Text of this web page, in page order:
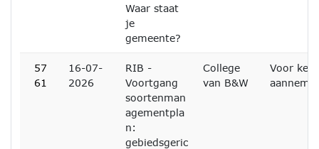
Waar staat
je
gemeente?
57
61
16-07-
2026
RIB -
Voortgang
soortenman
agementpla
n:
gebiedsgeric
College
van B&W
Voor